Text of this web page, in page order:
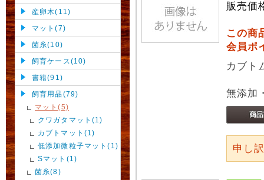
産卵木(11)
マット(7)
菌糸(10)
飼育ケース(10)
書籍(91)
飼育用品(79)
マット(5)
クワガタマット(1)
カブトマット(1)
低添加微粒子マット(1)
Sマット(1)
菌糸(8)
販売価
この商
会員ポ
カブト
無添加
申し